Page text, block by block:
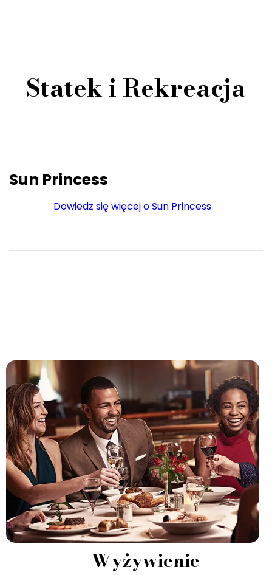
Statek i Rekreacja
Sun Princess
Dowiedz się więcej o Sun Princess
Wyżywienie